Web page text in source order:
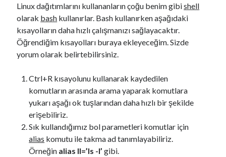
i
n
d
e
r
t
u
B
Linux dağıtımlarını kullananların çoğu benim gibishell
olarak bash kullanırlar. Bash kullanırken aşağıdaki
kısayolların daha hızlı çalışmanızı sağlayacaktır.
Öğrendiğim kısayolları buraya ekleyeceğim. Sizde
yorum olarak belirtebilirsiniz.
Ctrl+R kısayolunu kullanarak kaydedilen
komutların arasında arama yaparak komutlara
yukarı aşağı ok tuşlarından daha hızlı bir şekilde
erişebiliriz.
Sık kullandığımız bol parametleri komutlar için
alias komutu ile takma ad tanımlayabiliriz.
Örneğin alias ll=’ls -l’ gibi.